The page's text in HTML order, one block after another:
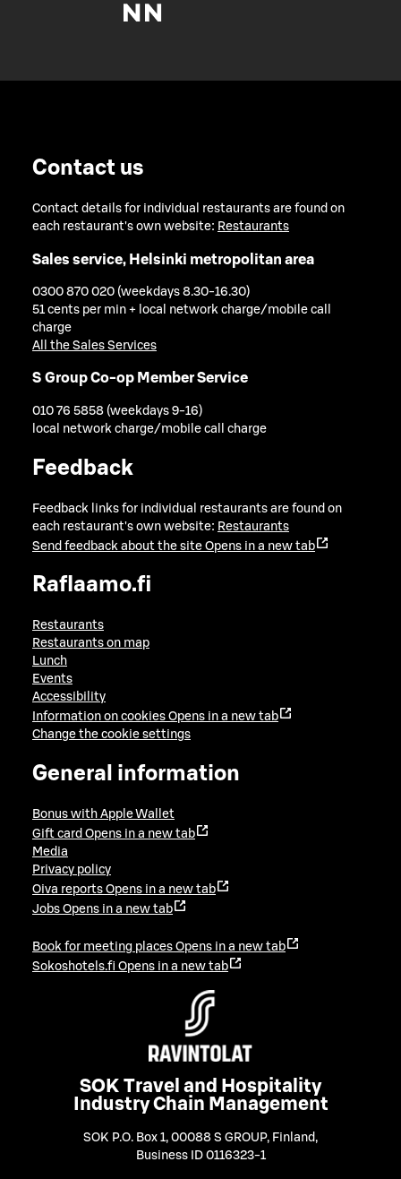
Contact us
Contact details for individual restaurants are found on
each restaurant's own website: Restaurants
Sales service, Helsinki metropolitan area
0300 870 020 (weekdays 8.30-16.30)
51 cents per min + local network charge/mobile call
charge
All the Sales Services
S Group Co-op Member Service
010 76 5858 (weekdays 9-16)
local network charge/mobile call charge
Feedback
Feedback links for individual restaurants are found on
each restaurant's own website: Restaurants
Send feedback about the site Opens in a new tab
Raflaamo.fi
Restaurants
Restaurants on map
Lunch
Events
Accessibility
Information on cookies Opens in a new tab
Change the cookie settings
General information
Bonus with Apple Wallet
Gift card Opens in a new tab
Media
Privacy policy
Oiva reports Opens in a new tab
Jobs Opens in a new tab
Book for meeting places Opens in a new tab
Sokoshotels.fi Opens in a new tab
SOK Travel and Hospitality
Industry Chain Management
SOK P.O. Box 1, 00088 S GROUP, Finland ,
Business ID 0116323-1